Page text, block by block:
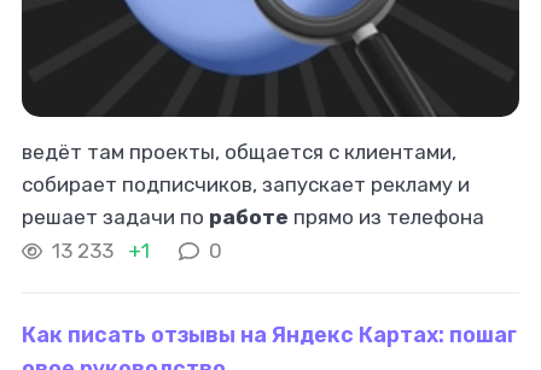
ведёт там проекты, общается с клиентами,
собирает подписчиков, запускает рекламу и
решает задачи по работе прямо из телефона
или десктопа. Поиск в телеграме не
13 233 +1 0
Как писать отзывы на Яндекс Картах: пошаг